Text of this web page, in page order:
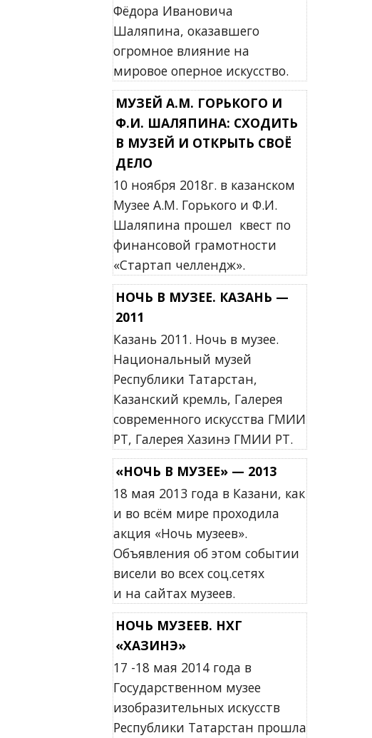
Фёдора Ивановича
Шаляпина, оказавшего
огромное влияние на
мировое оперное искусство.
МУЗЕЙ А.М. ГОРЬКОГО И
Ф.И. ШАЛЯПИНА: СХОДИТЬ
В МУЗЕЙ И ОТКРЫТЬ СВОЁ
ДЕЛО
10 ноября 2018г. в казанском
Музее А.М. Горького и Ф.И.
Шаляпина прошел квест по
финансовой грамотности
«Стартап челлендж».
НОЧЬ В МУЗЕЕ. КАЗАНЬ —
2011
Казань 2011. Ночь в музее.
Национальный музей
Республики Татарстан,
Казанский кремль, Галерея
современного искусства ГМИИ
РТ, Галерея Хазинэ ГМИИ РТ.
«НОЧЬ В МУЗЕЕ» — 2013
18 мая 2013 года в Казани, как
и во всём мире проходила
акция «Ночь музеев».
Объявления об этом событии
висели во всех соц.сетях
и на сайтах музеев.
НОЧЬ МУЗЕЕВ. НХГ
«ХАЗИНЭ»
17 -18 мая 2014 года в
Государственном музее
изобразительных искусств
Республики Татарстан прошла